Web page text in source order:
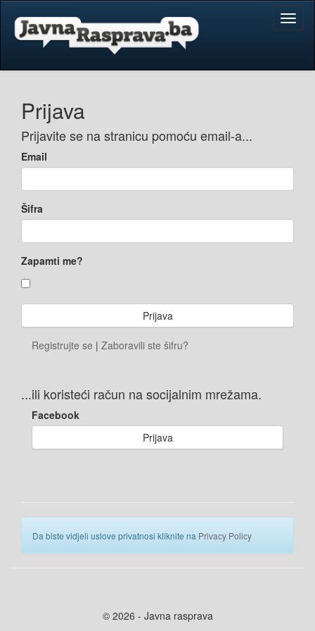
Prijava
Prijavite se na stranicu pomoću email-a...
Email
Šifra
Zapamti me?
Registrujte se | Zaboravili ste šifru?
...ili koristeći račun na socijalnim mrežama.
Facebook
Prijava
Da biste vidjeli uslove privatnosi kliknite na Privacy Policy
© 2026 - Javna rasprava